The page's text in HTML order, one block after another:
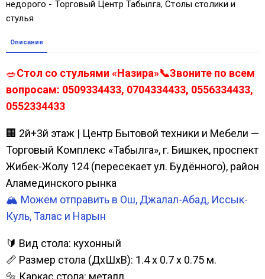
недорого - Торговый Центр Табылга,Столы столики и
стулья
Описание
🥗Стол со стульями «Назира»📞Звоните по всем
вопросам: 0509334433, 0704334433, 0556334433,
0552334433
🏢 2й+3й этаж | Центр Бытовой техники и Мебели —
Торговый Комплекс «Табылга», г. Бишкек, проспект
Жибек-Жолу 124 (пересекает ул. Будённого), район
Аламединского рынка
🏔️ Можем отправить в Ош, Джалал-Абад, Иссык-
Куль, Талас и Нарын
🔰 Вид стола: кухонный
📏 Размер стола (ДхШхВ): 1.4 х 0.7 x 0.75 м.
🔩 Каркас стола: металл